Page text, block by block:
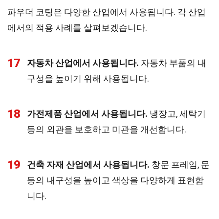
파우더 코팅은 다양한 산업에서 사용됩니다. 각 산업
에서의 적용 사례를 살펴보겠습니다.
17 자동차 산업에서 사용됩니다. 자동차 부품의 내
구성을 높이기 위해 사용됩니다.
18 가전제품 산업에서 사용됩니다. 냉장고, 세탁기
등의 외관을 보호하고 미관을 개선합니다.
19 건축 자재 산업에서 사용됩니다. 창문 프레임, 문
등의 내구성을 높이고 색상을 다양하게 표현합
니다.